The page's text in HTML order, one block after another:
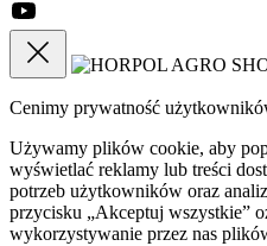
Cenimy prywatność
Używamy plików cookie, aby
wyświetlać reklamy lub treści
potrzeb użytkowników oraz
przycisku „Akceptuj wszystkie”
wykorzystywanie przez nas